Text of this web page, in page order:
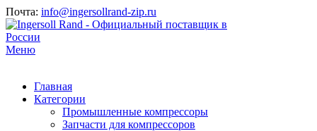
Почта: info@ingersollrand-zip.ru
Меню
Главная
Категории
Промышленные компрессоры
Запчасти для компрессоров